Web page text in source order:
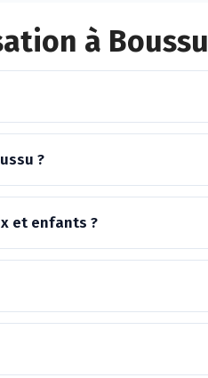
à Boussu
?
et enfants ?